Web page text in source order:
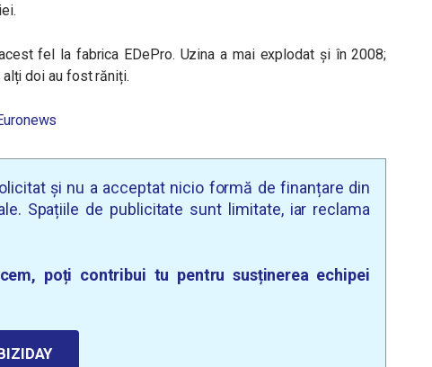
fel la fabrica EDePro. Uzina a mai explodat și în 2008;
alți doi au fost răniți.
și nu a acceptat nicio formă de finanțare din
Spațiile de publicitate sunt limitate, iar reclama
poți contribui tu pentru susținerea echipei